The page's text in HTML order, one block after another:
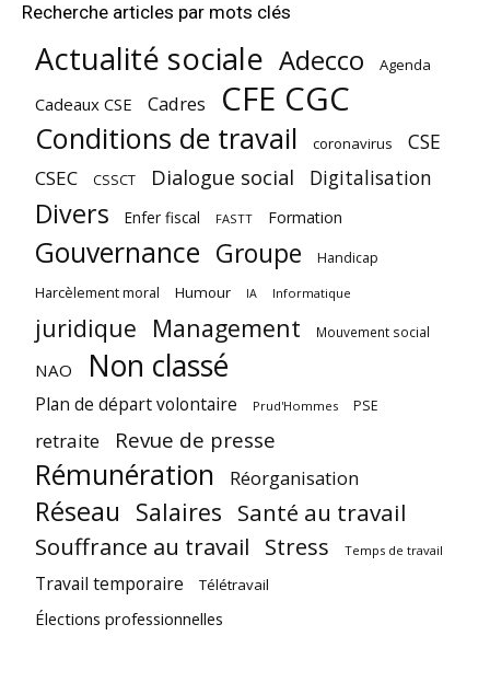
Recherche articles par mots clés
Actualité sociale Adecco Agenda
Cadeaux CSE Cadres CFE CGC
Conditions de travail coronavirus CSE
CSEC CSSCT Dialogue social Digitalisation
Divers Enfer fiscal FASTT Formation
Gouvernance Groupe Handicap
Harcèlement moral Humour IA Informatique
juridique Management Mouvement social
NAO Non classé
Plan de départ volontaire Prud'Hommes PSE
retraite Revue de presse
Rémunération Réorganisation
Réseau Salaires Santé au travail
Souffrance au travail Stress Temps de travail
Travail temporaire Télétravail
Élections professionnelles